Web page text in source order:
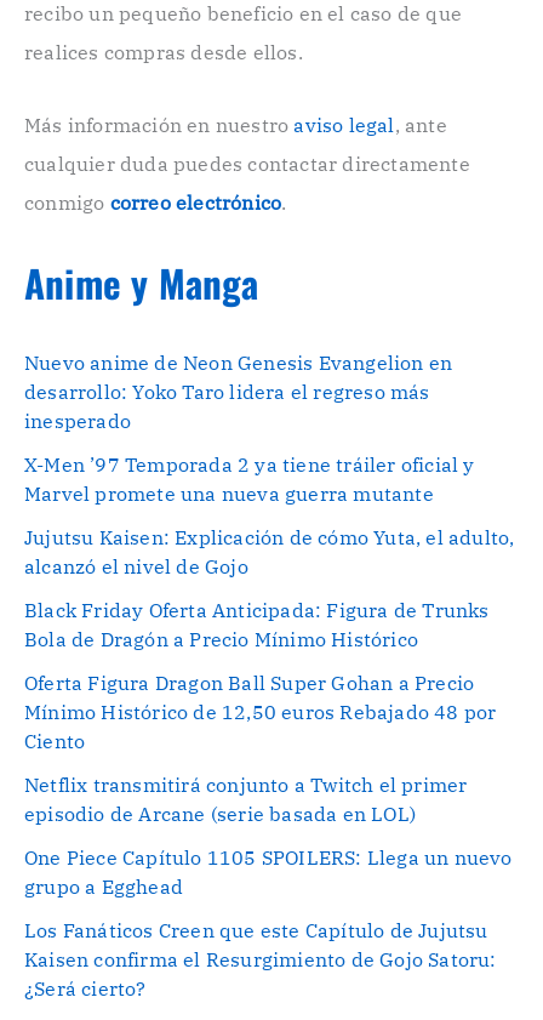
ó
n
o
.
recibo un pequeño beneficio en el caso de que
realices compras desde ellos.
Más información en nuestroaviso legal, ante
cualquier duda puedes contactar directamente
conmigo correo electrónico.
Anime y Manga
Nuevo anime de Neon Genesis Evangelion en
desarrollo: Yoko Taro lidera el regreso más
inesperado
X-Men ’97 Temporada 2 ya tiene tráiler oficial y
Marvel promete una nueva guerra mutante
Jujutsu Kaisen: Explicación de cómo Yuta, el adulto,
alcanzó el nivel de Gojo
Black Friday Oferta Anticipada: Figura de Trunks
Bola de Dragón a Precio Mínimo Histórico
Oferta Figura Dragon Ball Super Gohan a Precio
Mínimo Histórico de 12,50 euros Rebajado 48 por
Ciento
Netflix transmitirá conjunto a Twitch el primer
episodio de Arcane (serie basada en LOL)
One Piece Capítulo 1105 SPOILERS: Llega un nuevo
grupo a Egghead
Los Fanáticos Creen que este Capítulo de Jujutsu
Kaisen confirma el Resurgimiento de Gojo Satoru:
¿Será cierto?